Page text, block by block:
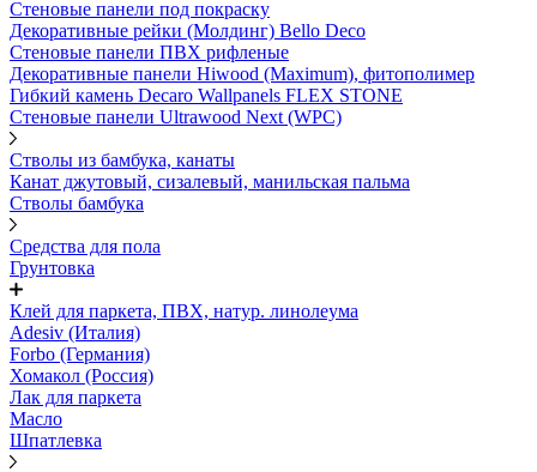
Стеновые панели под покраску
Декоративные рейки (Молдинг) Bello Deco
Стеновые панели ПВХ рифленыe
Декоративные панели Hiwood (Maximum), фитополимер
Гибкий камень Decaro Wallpanels FLEX STONE
Стеновые панели Ultrawood Next (WPC)
Стволы из бамбука, канаты
Канат джутовый, сизалевый, манильская пальма
Стволы бамбука
Средства для пола
Грунтовка
Клей для паркета, ПВХ, натур. линолеума
Adesiv (Италия)
Forbo (Германия)
Хомакол (Россия)
Лак для паркета
Масло
Шпатлевка